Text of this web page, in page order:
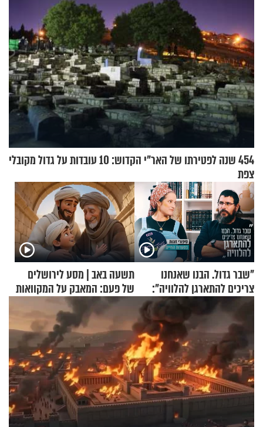
454 שנה לפטירתו של האר"י הקדוש: 10 עובדות על גדול מקובלי
צפת
"שבר גדול. הבנו שאנחנו
צריכים להתארגן להלוויה":
זוגיות במבחן, הפעם עם מרים
וגד דנינו
תשעה באב | מסע לירושלים
של פעם: המאבק על המקוואות